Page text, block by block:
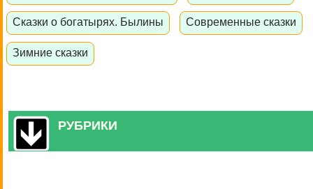
Сказки о богатырях. Былины Современные сказки
Зимние сказки
РУБРИКИ